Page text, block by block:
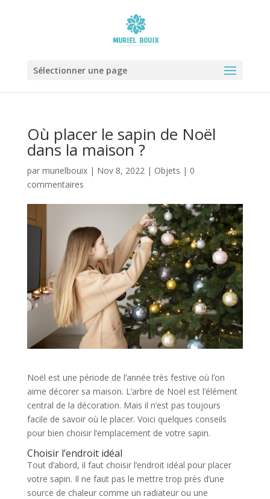
Sélectionner une page
Où placer le sapin de Noël
dans la maison ?
par murielbouix| Nov 8, 2022| Objets | 0
commentaires
Noël est une période de l’année très festive où l’on
aime décorer sa maison. L’arbre de Noël est l’élément
central de la décoration. Mais il n’est pas toujours
facile de savoir où le placer. Voici quelques conseils
pour bien choisir l’emplacement de votre sapin.
Choisir l’endroit idéal
Tout d’abord, il faut choisir l’endroit idéal pour placer
votre sapin. Il ne faut pas le mettre trop près d’une
source de chaleur comme un radiateur ou une